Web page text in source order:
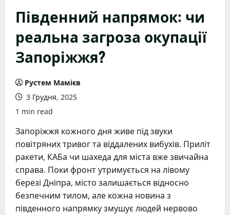
Південний напрямок: чи
реальна загроза окупації
Запоріжжя?
Рустем Мамієв
3 Грудня, 2025
1 min read
Запоріжжя кожного дня живе під звуки
повітряних тривог та віддалених вибухів. Приліт
ракети, КАБа чи шахеда для міста вже звичайна
справа. Поки фронт утримується на лівому
березі Дніпра, місто залишається відносно
безпечним тилом, але кожна новина з
південного напрямку змушує людей нервово